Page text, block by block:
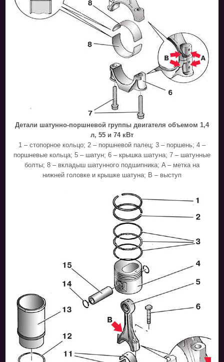
Детали шатунно-поршневой группы двигателя объемом 1,4
л, 55 и 74 кВт
1 – стопорное кольцо; 2 – поршневой палец; 3 – поршень; 4 –
поршневые кольца; 5 – шатун; 6 – крышка шатуна; 7 – шатунные
болты; 8 – вкладыш шатунного подшипника; A – метка на
нижней головке и крышке шатуна; В – выступ